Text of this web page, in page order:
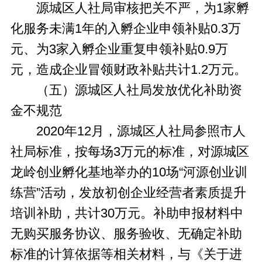
源城区人社局审核把关不严，为1家孵
化服务未满1年的入孵企业申领补贴0.3万
元、为3家入孵企业重复申领补贴0.9万
元，造成企业冒领财政补贴共计1.2万元。
（五）源城区人社局发放优化补助资
金不规范
2020年12月，源城区人社局参照市人
社局标准，按每场3万元的标准，对源城区
龙岭创业孵化基地举办的10场“河源创业训
练营”活动，发放初创企业经营者素质提升
培训补助，共计30万元。补助申报材料中
无购买服务协议、服务验收、无确定补助
标准的计算依据等相关材料，与《关于进